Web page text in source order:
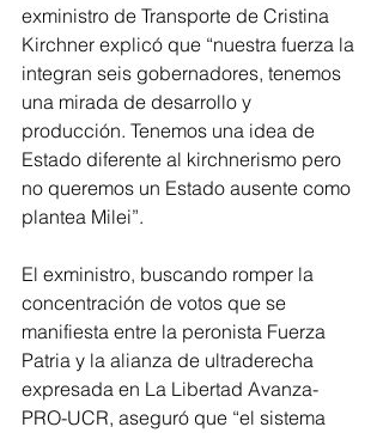
exministro de Transporte de Cristina
Kirchner explicó que “nuestra fuerza la
integran seis gobernadores, tenemos
una mirada de desarrollo y
producción. Tenemos una idea de
Estado diferente al kirchnerismo pero
no queremos un Estado ausente como
plantea Milei”.
El exministro, buscando romper la
concentración de votos que se
manifiesta entre la peronista Fuerza
Patria y la alianza de ultraderecha
expresada en La Libertad Avanza-
PRO-UCR, aseguró que “el sistema